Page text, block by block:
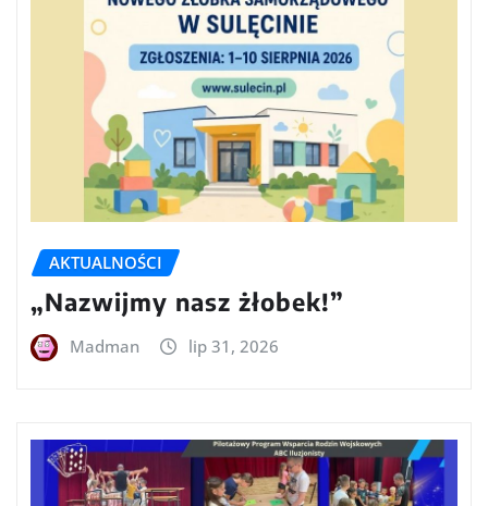
AKTUALNOŚCI
„Nazwijmy nasz żłobek!”
Madman lip 31, 2026